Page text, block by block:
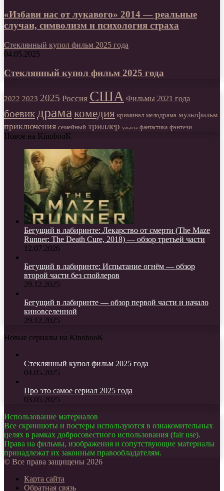
«Избави нас от лукавого» 2014 — реальные
случаи, символизм и психология страха
Стеклянный купол фильм 2025 года
04.05.2025
Стеклянный купол фильм 2025 года
2022 2023 2025 Россия США Фильмы 2021 года
боевик драма комедия криминал мелодрама мультфильм
приключения семейный триллер ужасы фантастика фэнтези
Новое на KinobooK
Бегущий в лабиринте: Лекарство от смерти (The Maze
Runner: The Death Cure, 2018) — обзор третьей части
12.07.2026
Бегущий в лабиринте: Испытание огнём — обзор
второй части без спойлеров
29.12.2025
Бегущий в лабиринте — обзор первой части и начало
киновселенной
29.12.2025
Новые сериалы на KinobooK
Стеклянный купол фильм 2025 года
04.05.2025
Про это самое сериал 2025 года
03.05.2025
Использование материалов
Все скриншоты и постеры используются в ознакомительных
целях в рамках добросовестного использования (fair use).
Права на фильмы, изображения и сопутствующие материалы
принадлежат их законным правообладателям.
© Все права защищены 2026
Карта сайта
Обратная связь